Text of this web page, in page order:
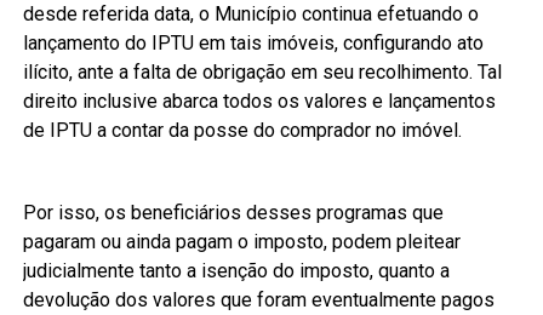
desde referida data, o Município continua efetuando o
lançamento do IPTU em tais imóveis, configurando ato
ilícito, ante a falta de obrigação em seu recolhimento. Tal
direito inclusive abarca todos os valores e lançamentos
de IPTU a contar da posse do comprador no imóvel.
Por isso, os beneficiários desses programas que
pagaram ou ainda pagam o imposto, podem pleitear
judicialmente tanto a isenção do imposto, quanto a
devolução dos valores que foram eventualmente pagos